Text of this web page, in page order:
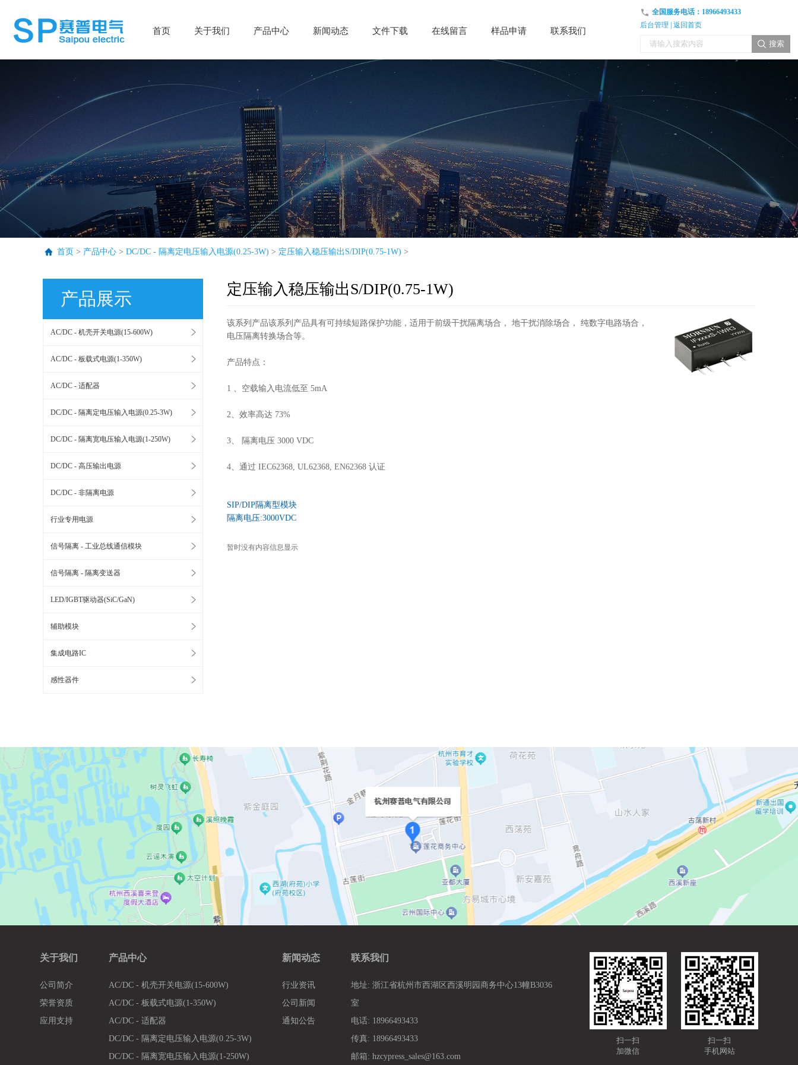
首页
首页 关于我们
关于我们 产品中心
产品中心 新闻动态
新闻动态 文件下载
文件下载 在线留言
在线留言 样品申请
样品申请 联系我们
联系我们
全国服务电话： 18966493433
后台管理 | 返回首页
搜索
首页 > 产品中心 > DC/DC - 隔离定电压输入电源(0.25-3W) > 定压输入稳压输出S/DIP(0.75-1W) >
产品展示
AC/DC - 机壳开关电源(15-600W)
AC/DC - 板载式电源(1-350W)
AC/DC - 适配器
DC/DC - 隔离定电压输入电源(0.25-3W)
DC/DC - 隔离宽电压输入电源(1-250W)
DC/DC - 高压输出电源
DC/DC - 非隔离电源
行业专用电源
信号隔离 - 工业总线通信模块
信号隔离 - 隔离变送器
LED/IGBT驱动器(SiC/GaN)
辅助模块
集成电路IC
感性器件
定压输入稳压输出S/DIP(0.75-1W)
该系列产品该系列产品具有可持续短路保护功能，适用于前级干扰隔离场合， 地干扰消除场合， 纯数字电路场合，
电压隔离转换场合等。
产品特点：
1 、空载输入电流低至 5mA
2、效率高达 73%
3、 隔离电压 3000 VDC
4、通过 IEC62368, UL62368, EN62368 认证
SIP/DIP隔离型模块
隔离电压:3000VDC
暂时没有内容信息显示
关于我们
公司简介
荣誉资质
应用支持
产品中心
AC/DC - 机壳开关电源(15-600W)
AC/DC - 板载式电源(1-350W)
AC/DC - 适配器
DC/DC - 隔离定电压输入电源(0.25-3W)
DC/DC - 隔离宽电压输入电源(1-250W)
新闻动态
行业资讯
公司新闻
通知公告
联系我们
地址: 浙江省杭州市西湖区西溪明园商务中心13幢B3036
室
电话: 18966493433
传真: 18966493433
邮箱: hzcypress_sales@163.com
扫一扫
加微信
扫一扫
手机网站